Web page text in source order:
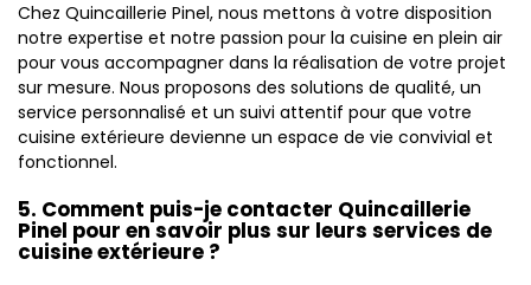
Chez Quincaillerie Pinel, nous mettons à votre disposition
notre expertise et notre passion pour la cuisine en plein air
pour vous accompagner dans la réalisation de votre projet
sur mesure. Nous proposons des solutions de qualité, un
service personnalisé et un suivi attentif pour que votre
cuisine extérieure devienne un espace de vie convivial et
fonctionnel.
5. Comment puis-je contacter Quincaillerie
Pinel pour en savoir plus sur leurs services de
cuisine extérieure ?